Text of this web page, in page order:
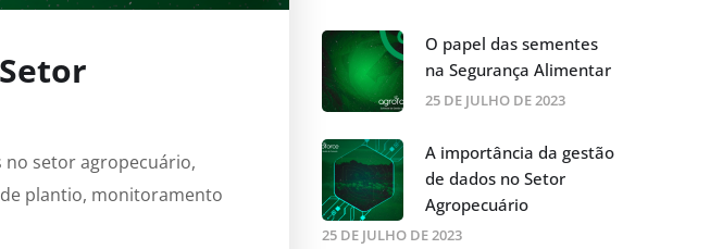
no setor agropecuário,
plantio, monitoramento
O papel das sementes
na Segurança Alimentar
25 DE JULHO DE 2023
A importância da gestão
de dados no Setor
Agropecuário
25 DE JULHO DE 2023